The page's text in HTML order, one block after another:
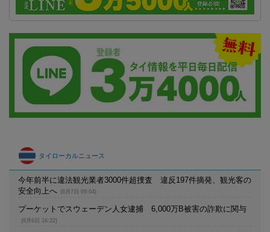
タイローカルニュース
今年前半に違法観光業者3000件超捜査 違反197件摘発、観光客の
安全向上へ
(8月7日 09:04)
プーケットでスウェーデン人女逮捕 6,000万B被害の詐欺に関与
(8月6日 16:22)